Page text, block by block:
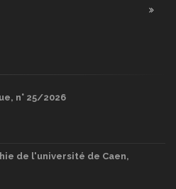
n° 25/2026
de l'université de Caen,